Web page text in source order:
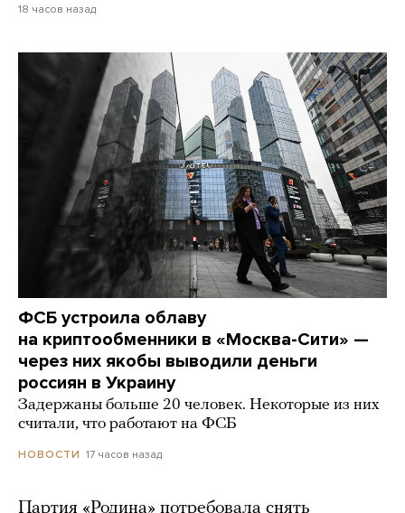
18 часов назад
ФСБ устроила облаву
на криптообменники в «Москва-Сити» —
через них якобы выводили деньги
россиян в Украину
Задержаны больше 20 человек. Некоторые из них
считали, что работают на ФСБ
НОВОСТИ 17 часов назад
Партия «Родина» потребовала снять